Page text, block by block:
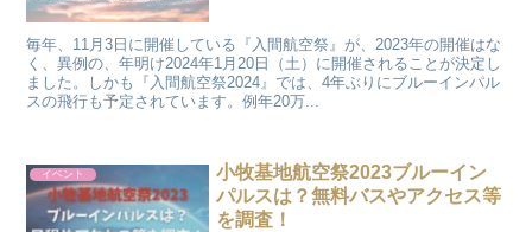
毎年、11月3日に開催している『入間航空祭』が、2023年の開催はな
く、異例の、年明け2024年1月20日（土）に開催されることが決定し
ました。しかも『入間航空祭2024』では、4年ぶりにブルーインパル
スの飛行も予定されています。例年20万...
イベント
小牧基地航空祭2023ブルーイン
パルスは？無料バスやアクセス等
を調査！